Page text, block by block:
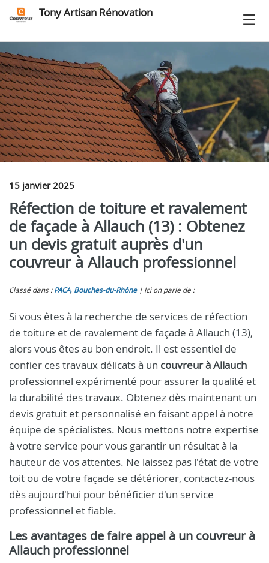
Tony Artisan Rénovation
15 janvier 2025
Réfection de toiture et ravalement
de façade à Allauch (13) : Obtenez
un devis gratuit auprès d'un
couvreur à Allauch professionnel
Classé dans : PACA, Bouches-du-Rhône Ici on parle de :
Si vous êtes à la recherche de services de réfection
de toiture et de ravalement de façade à Allauch (13),
alors vous êtes au bon endroit. Il est essentiel de
confier ces travaux délicats à un couvreur à Allauch
professionnel expérimenté pour assurer la qualité et
la durabilité des travaux. Obtenez dès maintenant un
devis gratuit et personnalisé en faisant appel à notre
équipe de spécialistes. Nous mettons notre expertise
à votre service pour vous garantir un résultat à la
hauteur de vos attentes. Ne laissez pas l'état de votre
toit ou de votre façade se détériorer, contactez-nous
dès aujourd'hui pour bénéficier d'un service
professionnel et fiable.
Les avantages de faire appel à un couvreur à
Allauch professionnel